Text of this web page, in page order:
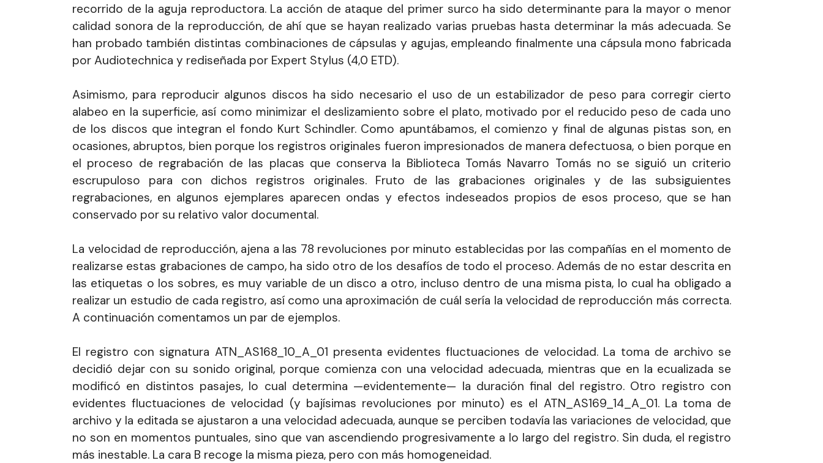
recorrido de la aguja reproductora. La acción de ataque del primer surco ha sido determinante para la mayor o menor
calidad sonora de la reproducción, de ahí que se hayan realizado varias pruebas hasta determinar la más adecuada. Se
han probado también distintas combinaciones de cápsulas y agujas, empleando finalmente una cápsula mono fabricada
por Audiotechnica y rediseñada por Expert Stylus (4,0 ETD).
Asimismo, para reproducir algunos discos ha sido necesario el uso de un estabilizador de peso para corregir cierto
alabeo en la superficie, así como minimizar el deslizamiento sobre el plato, motivado por el reducido peso de cada uno
de los discos que integran el fondo Kurt Schindler. Como apuntábamos, el comienzo y final de algunas pistas son, en
ocasiones, abruptos, bien porque los registros originales fueron impresionados de manera defectuosa, o bien porque en
el proceso de regrabación de las placas que conserva la Biblioteca Tomás Navarro Tomás no se siguió un criterio
escrupuloso para con dichos registros originales. Fruto de las grabaciones originales y de las subsiguientes
regrabaciones, en algunos ejemplares aparecen ondas y efectos indeseados propios de esos proceso, que se han
conservado por su relativo valor documental.
La velocidad de reproducción, ajena a las 78 revoluciones por minuto establecidas por las compañías en el momento de
realizarse estas grabaciones de campo, ha sido otro de los desafíos de todo el proceso. Además de no estar descrita en
las etiquetas o los sobres, es muy variable de un disco a otro, incluso dentro de una misma pista, lo cual ha obligado a
realizar un estudio de cada registro, así como una aproximación de cuál sería la velocidad de reproducción más correcta.
A continuación comentamos un par de ejemplos.
El registro con signatura ATN_AS168_10_A_01 presenta evidentes fluctuaciones de velocidad. La toma de archivo se
decidió dejar con su sonido original, porque comienza con una velocidad adecuada, mientras que en la ecualizada se
modificó en distintos pasajes, lo cual determina —evidentemente— la duración final del registro. Otro registro con
evidentes fluctuaciones de velocidad (y bajísimas revoluciones por minuto) es el ATN_AS169_14_A_01. La toma de
archivo y la editada se ajustaron a una velocidad adecuada, aunque se perciben todavía las variaciones de velocidad, que
no son en momentos puntuales, sino que van ascendiendo progresivamente a lo largo del registro. Sin duda, el registro
más inestable. La cara B recoge la misma pieza, pero con más homogeneidad.